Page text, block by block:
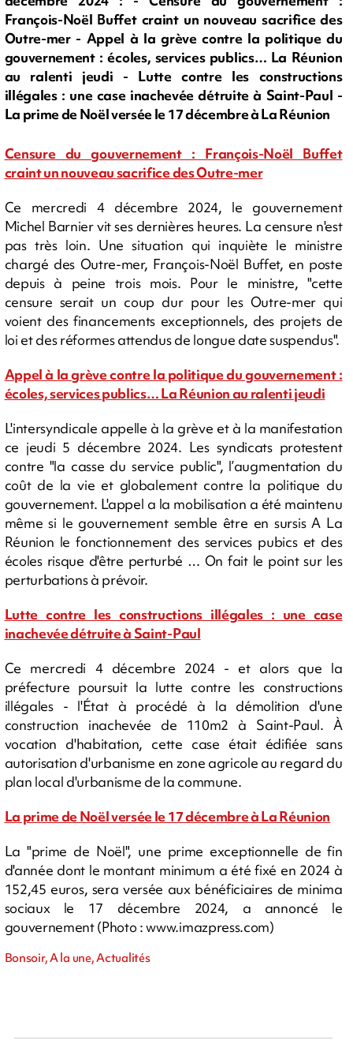
François-Noël Buffet craint un nouveau sacrifice des
Outre-mer - Appel à la grève contre la politique du
gouvernement : écoles, services publics… La Réunion
au ralenti jeudi - Lutte contre les constructions
illégales : une case inachevée détruite à Saint-Paul -
La prime de Noël versée le 17 décembre à La Réunion
Censure du gouvernement : François-Noël Buffet
craint un nouveau sacrifice des Outre-mer
Ce mercredi 4 décembre 2024, le gouvernement
Michel Barnier vit ses dernières heures. La censure n'est
pas très loin. Une situation qui inquiète le ministre
chargé des Outre-mer, François-Noël Buffet, en poste
depuis à peine trois mois. Pour le ministre, "cette
censure serait un coup dur pour les Outre-mer qui
voient des financements exceptionnels, des projets de
loi et des réformes attendus de longue date suspendus".
Appel à la grève contre la politique du gouvernement :
écoles, services publics… La Réunion au ralenti jeudi
L'intersyndicale appelle à la grève et à la manifestation
ce jeudi 5 décembre 2024. Les syndicats protestent
contre "la casse du service public", l’augmentation du
coût de la vie et globalement contre la politique du
gouvernement. L'appel a la mobilisation a été maintenu
même si le gouvernement semble être en sursis A La
Réunion le fonctionnement des services pubics et des
écoles risque d'être perturbé … On fait le point sur les
perturbations à prévoir.
Lutte contre les constructions illégales : une case
inachevée détruite à Saint-Paul
Ce mercredi 4 décembre 2024 - et alors que la
préfecture poursuit la lutte contre les constructions
illégales - l'État à procédé à la démolition d'une
construction inachevée de 110m2 à Saint-Paul. À
vocation d'habitation, cette case était édifiée sans
autorisation d'urbanisme en zone agricole au regard du
plan local d'urbanisme de la commune.
La prime de Noël versée le 17 décembre à La Réunion
La "prime de Noël", une prime exceptionnelle de fin
d'année dont le montant minimum a été fixé en 2024 à
152,45 euros, sera versée aux bénéficiaires de minima
sociaux le 17 décembre 2024, a annoncé le
gouvernement (Photo : www.imazpress.com)
Bonsoir, A la une, Actualités